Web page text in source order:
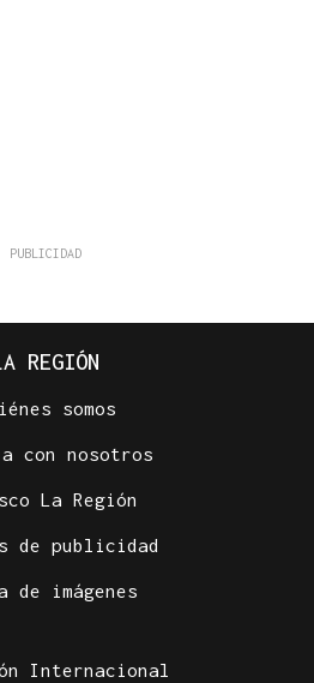
REGIÓN
somos
con nosotros
La Región
de publicidad
de imágenes
Internacional